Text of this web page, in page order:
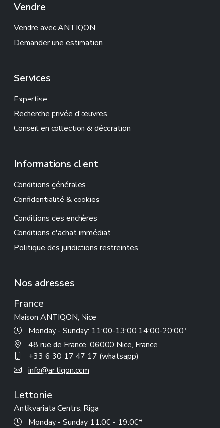
Vendre
Vendre avec ANTIQON
Demander une estimation
Services
Expertise
Recherche privée d'œuvres
Conseil en collection & décoration
Informations client
Conditions générales
Confidentialité & cookies
Conditions des enchères
Conditions d'achat immédiat
Politique des juridictions restreintes
Nos adresses
France
Maison ANTIQON, Nice
Monday - Sunday: 11:00-13:00 14:00-20:00*
48 rue de France, 06000 Nice, France
+33 6 30 17 47 17 (whatsapp)
info@antiqon.com
Lettonie
Antikvariata Centrs, Riga
Monday - Sunday 11:00 - 19:00*